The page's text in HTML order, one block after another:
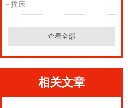
摇床
查看全部
相关文章